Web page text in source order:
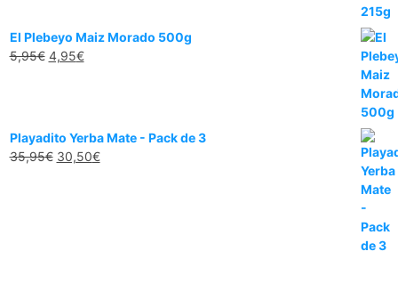
El Plebeyo Maiz Morado 500g
5,95€ 4,95€
Playadito Yerba Mate - Pack de 3
35,95€ 30,50€